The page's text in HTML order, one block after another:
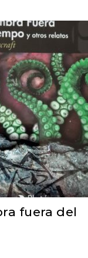
TO CART
fuera del